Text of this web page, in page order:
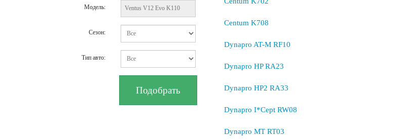
Модель:
Сезон:
Тип авто:
Centum K708
Dynapro AT-M RF10
Dynapro HP RA23
Dynapro HP2 RA33
Dynapro I*Cept RW08
Dynapro MT RT03